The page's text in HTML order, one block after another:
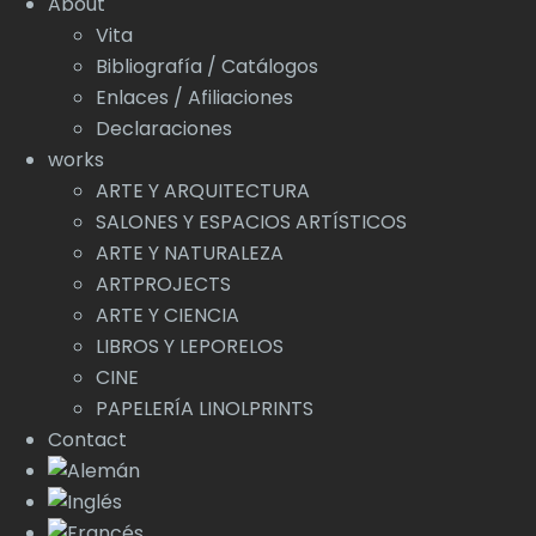
Vita
Bibliografía / Catálogos
Enlaces / Afiliaciones
Declaraciones
works
ARTE Y ARQUITECTURA
SALONES Y ESPACIOS ARTÍSTICOS
ARTE Y NATURALEZA
ARTPROJECTS
ARTE Y CIENCIA
LIBROS Y LEPORELOS
CINE
PAPELERÍA LINOLPRINTS
Contact